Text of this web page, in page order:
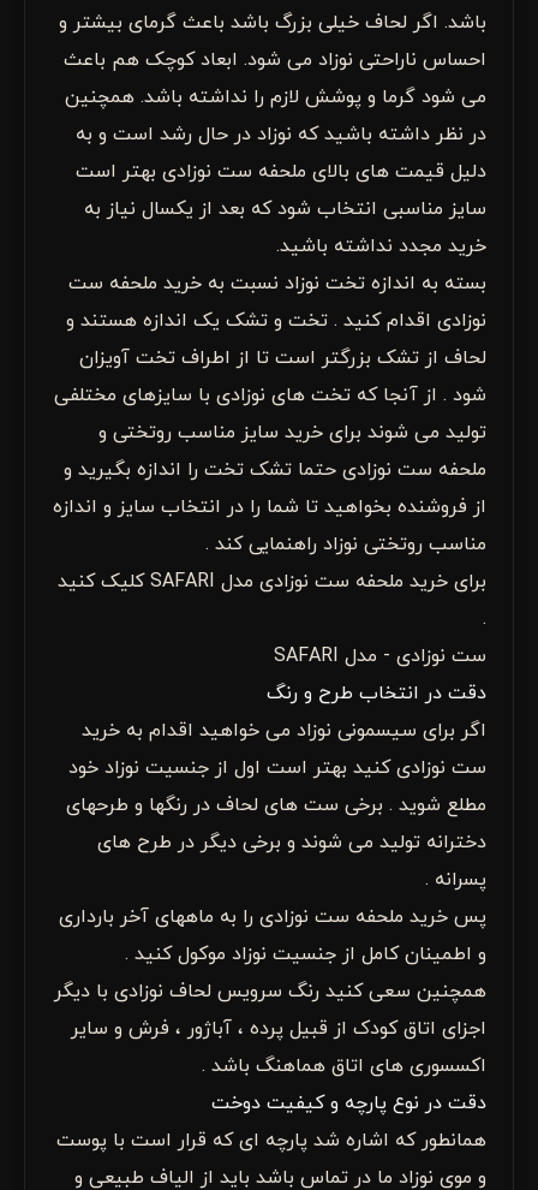
باشد. اگر لحاف خیلی بزرگ باشد باعث گرمای بیشتر و
احساس ناراحتی نوزاد می شود. ابعاد کوچک هم باعث
می شود گرما و پوشش لازم را نداشته باشد. همچنین
در نظر داشته باشید که نوزاد در حال رشد است و به
دلیل قیمت های بالای ملحفه ست نوزادی بهتر است
سایز مناسبی انتخاب شود که بعد از یکسال نیاز به
خرید مجدد نداشته باشید.
بسته به اندازه تخت نوزاد نسبت به خرید ملحفه ست
نوزادی اقدام کنید . تخت و تشک یک اندازه هستند و
لحاف از تشک بزرگتر است تا از اطراف تخت آویزان
شود . از آنجا که تخت های نوزادی با سایزهای مختلفی
تولید می شوند برای خرید سایز مناسب روتختی و
ملحفه ست نوزادی حتما تشک تخت را اندازه بگیرید و
از فروشنده بخواهید تا شما را در انتخاب سایز و اندازه
مناسب روتختی نوزاد راهنمایی کند .
برای خرید ملحفه ست نوزادی مدل SAFARI کلیک کنید
.
ست نوزادی - مدل SAFARI
دقت در انتخاب طرح و رنگ
اگر برای سیسمونی نوزاد می خواهید اقدام به خرید
ست نوزادی کنید بهتر است اول از جنسیت نوزاد خود
مطلع شوید . برخی ست های لحاف در رنگها و طرحهای
دخترانه تولید می شوند و برخی دیگر در طرح های
پسرانه .
پس خرید ملحفه ست نوزادی را به ماههای آخر بارداری
و اطمینان کامل از جنسیت نوزاد موکول کنید .
همچنین سعی کنید رنگ سرویس لحاف نوزادی با دیگر
اجزای اتاق کودک از قبیل پرده ، آباژور ، فرش و سایر
اکسسوری های اتاق هماهنگ باشد .
دقت در نوع پارچه و کیفیت دوخت
همانطور که اشاره شد پارچه ای که قرار است با پوست
و موی نوزاد ما در تماس باشد باید از الیاف طبیعی و